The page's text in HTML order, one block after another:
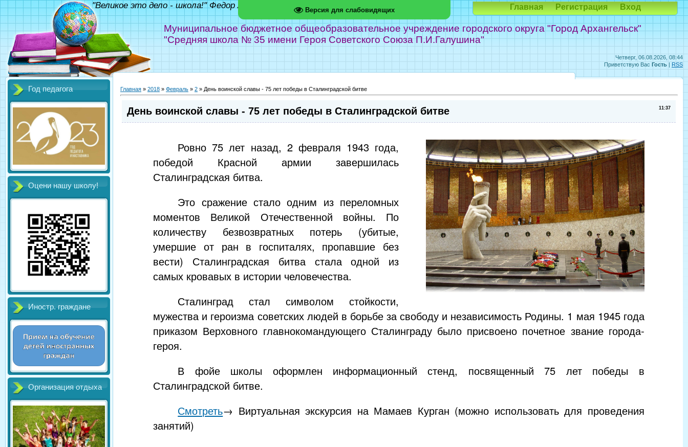
Версия для слабовидящих
Четверг, 06.08.2026, 08:44
Приветствую Вас Гость | RSS
Муниципальное бюджетное общеобразовательное учреждение городского округа "Город Архангельск"
"Средняя школа № 35 имени Героя Советского Союза П.И.Галушина"
"Великое это дело - школа!" Федор Абрамов Главная Регистрация Вход
Год педагога
Оцени нашу школу!
Иностр. граждане
Организация отдыха
Главная » 2018 » Февраль » 2 » День воинской славы - 75 лет победы в Сталинградской битве
11:37
День воинской славы - 75 лет победы в Сталинградской битве
Ровно 75 лет назад, 2 февраля 1943 года,
победой Красной армии завершилась
Сталинградская битва.
Это сражение стало одним из переломных
моментов Великой Отечественной войны. По
количеству безвозвратных потерь (убитые,
умершие от ран в госпиталях, пропавшие без
вести) Сталинградская битва стала одной из
самых кровавых в истории человечества.
Сталинград стал символом стойкости,
мужества и героизма советских людей в борьбе за свободу и независимость Родины. 1 мая 1945 года
приказом Верховного главнокомандующего Сталинграду было присвоено почетное звание города-
героя.
В фойе школы оформлен информационный стенд, посвященный 75 лет победы в
Сталинградской битве.
Смотреть→ Виртуальная экскурсия на Мамаев Курган (можно использовать для проведения
занятий)